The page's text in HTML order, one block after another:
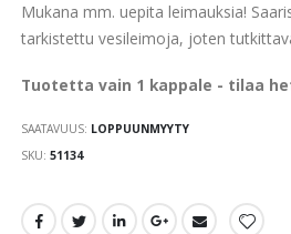
Mukana mm. uepita leimauksia!
tarkistettu vesileimoja, joten
Tuotetta vain 1 kappale - tilaa
SAATAVUUS: LOPPUUNMYYTY
SKU 51134